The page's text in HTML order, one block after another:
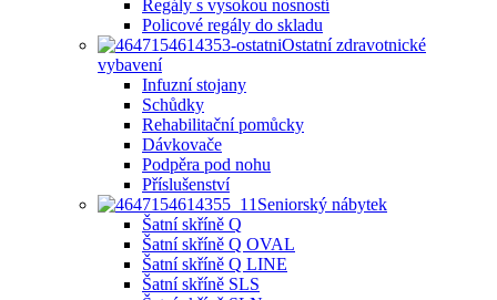
Regály s vysokou nosností
Policové regály do skladu
Ostatní zdravotnické
vybavení
Infuzní stojany
Schůdky
Rehabilitační pomůcky
Dávkovače
Podpěra pod nohu
Příslušenství
Seniorský nábytek
Šatní skříně Q
Šatní skříně Q OVAL
Šatní skříně Q LINE
Šatní skříně SLS